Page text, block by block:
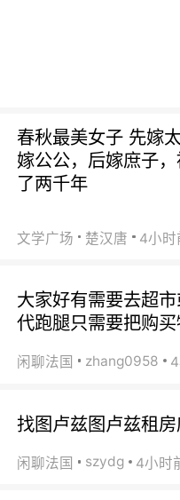
春秋最美女子 先嫁
嫁公公，后嫁庶子
了两千年
文学广场 楚汉唐 4小时
大家好有需要去超
代跑腿只需要把购
闲聊法国 zhang0958
找图卢兹图卢兹租
闲聊法国 szydg 4小时